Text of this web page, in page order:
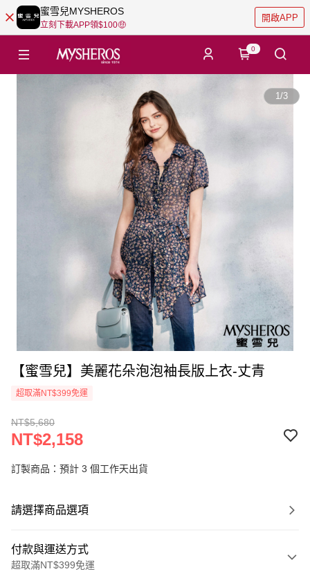
蜜雪兒MYSHEROS
立刻下載APP領$100🤑
開啟APP
0
1/3
【蜜雪兒】美麗花朵泡泡袖長版上衣-丈青
超取滿NT$399免運
NT$5,680
NT$2,158
訂製商品：預計 3 個工作天出貨
請選擇商品選項
付款與運送方式
超取滿NT$399免運